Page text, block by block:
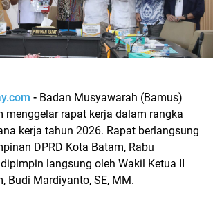
- Badan Musyawarah (Bamus)
menggelar rapat kerja dalam rangka
kerja tahun 2026. Rapat berlangsung
DPRD Kota Batam, Rabu
langsung oleh Wakil Ketua II
Budi Mardiyanto, SE, MM.